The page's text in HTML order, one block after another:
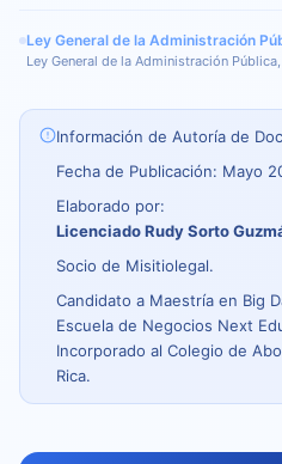
Ley General de la Administración
Ley General de la Administración
Información de Autoría de
Fecha de Publicación: Mayo
Elaborado por:
Licenciado Rudy Sorto
Socio de Misitiolegal.
Candidato a Maestría en Big
Escuela de Negocios Next
Incorporado al Colegio de
Rica.